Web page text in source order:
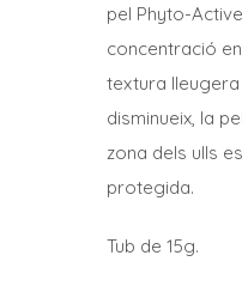
pel Phyto-
concentració
textura lleugera
disminueix, la
zona dels ulls
protegida.
Tub de 15g.